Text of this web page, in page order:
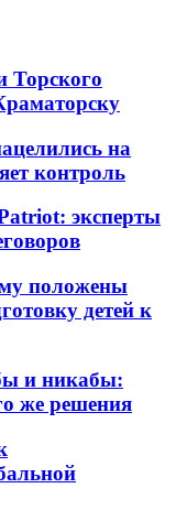
Торского
на
контроль
эксперты
положены
детей к
и никабы:
же решения